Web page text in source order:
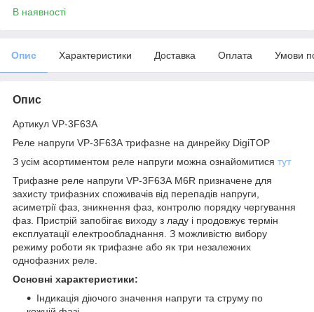
В наявності
Опис Характеристики Доставка Оплата Умови
Опис
Артикул VP-3F63А
Реле напруги VP-3F63А трифазне на динрейку DigiTOP
З усім асортиментом реле напруги можна ознайомитися тут
Трифазне реле напруги VP-3F63А M6R призначене для
захисту трифазних споживачів від перепадів напруги,
асиметрії фаз, зникнення фаз, контролю порядку чергування
фаз. Пристрій запобігає виходу з ладу і продовжує термін
експлуатації електрообладнання. З можливістю вибору
режиму роботи як трифазне або як три незалежних
однофазних реле.
Основні характеристики:
Індикація діючого значення напруги та струму по